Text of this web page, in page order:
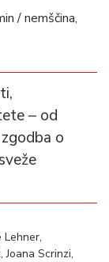
/ nemščina,
– od
o
Lehner,
Joana Scrinzi,